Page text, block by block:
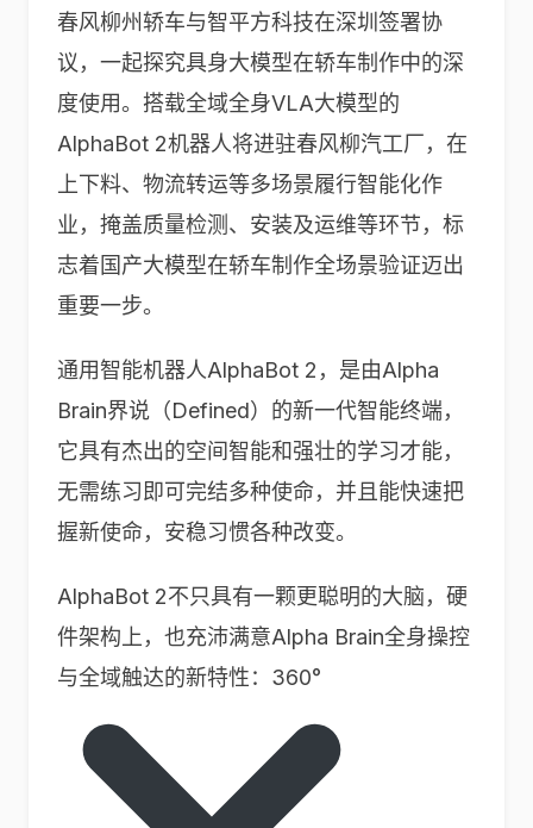
春风柳州轿车与智平方科技在深圳签署协
议，一起探究具身大模型在轿车制作中的深
度使用。搭载全域全身VLA大模型的
AlphaBot 2机器人将进驻春风柳汽工厂，在
上下料、物流转运等多场景履行智能化作
业，掩盖质量检测、安装及运维等环节，标
志着国产大模型在轿车制作全场景验证迈出
重要一步。
通用智能机器人AlphaBot 2，是由Alpha
Brain界说（Defined）的新一代智能终端，
它具有杰出的空间智能和强壮的学习才能，
无需练习即可完结多种使命，并且能快速把
握新使命，安稳习惯各种改变。
AlphaBot 2不只具有一颗更聪明的大脑，硬
件架构上，也充沛满意Alpha Brain全身操控
与全域触达的新特性：360°